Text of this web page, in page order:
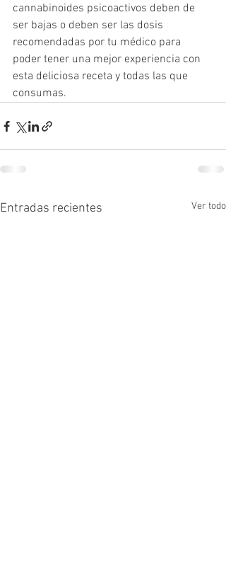
cannabinoides psicoactivos deben de
ser bajas o deben ser las dosis
recomendadas por tu médico para
poder tener una mejor experiencia con
esta deliciosa receta y todas las que
consumas.
Entradas recientes Ver todo